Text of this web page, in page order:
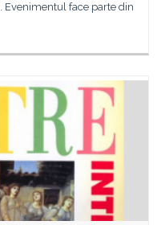
Evenimentul face parte din